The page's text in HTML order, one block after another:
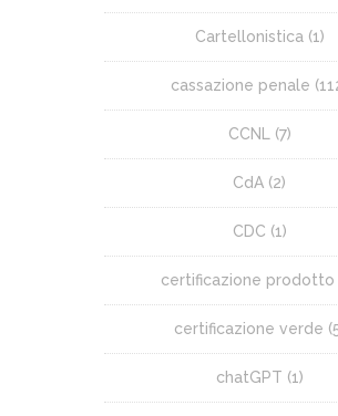
Cartellonistica (1)
cassazione penale
CCNL (7)
CdA (2)
CDC (1)
certificazione prodotto
certificazione verde
chatGPT (1)